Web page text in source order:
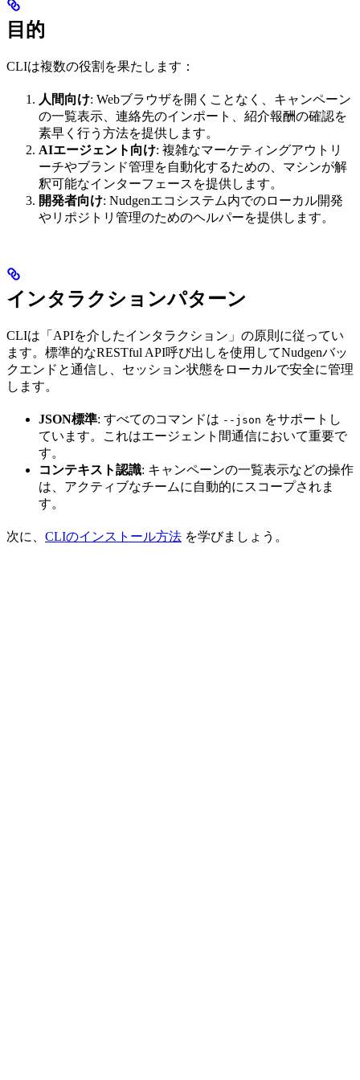
目的
CLIは複数の役割を果たします：
人間向け: Webブラウザを開くことなく、キャンペーン
の一覧表示、連絡先のインポート、紹介報酬の確認を
素早く行う方法を提供します。
AIエージェント向け: 複雑なマーケティングアウトリ
ーチやブランド管理を自動化するための、マシンが解
釈可能なインターフェースを提供します。
開発者向け: Nudgenエコシステム内でのローカル開発
やリポジトリ管理のためのヘルパーを提供します。
インタラクションパターン
CLIは「APIを介したインタラクション」の原則に従ってい
ます。標準的なRESTful API呼び出しを使用してNudgenバッ
クエンドと通信し、セッション状態をローカルで安全に管理
します。
JSON標準: すべてのコマンドは --json をサポートし
ています。これはエージェント間通信において重要で
す。
コンテキスト認識: キャンペーンの一覧表示などの操作
は、アクティブなチームに自動的にスコープされま
す。
次に、 CLIのインストール方法 を学びましょう。